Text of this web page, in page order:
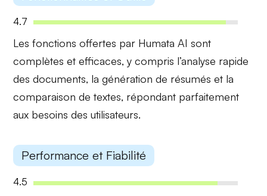
4.7
Les fonctions offertes par Humata AI sont
complètes et efficaces, y compris l’analyse rapide
des documents, la génération de résumés et la
comparaison de textes, répondant parfaitement
aux besoins des utilisateurs.
Performance et Fiabilité
4.5